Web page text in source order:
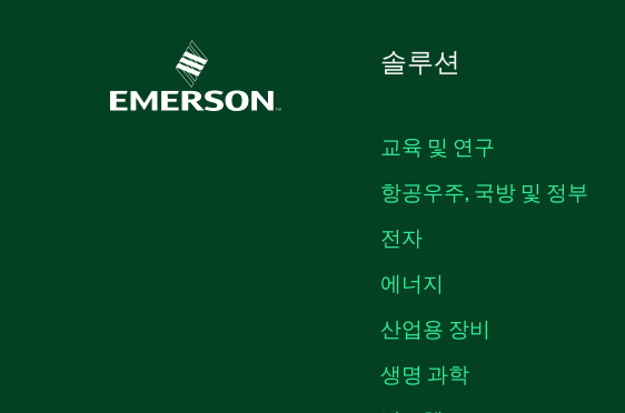
솔루션
교육 및 연구
항공우주, 국방 및 정부
전자
에너지
산업용 장비
생명 과학